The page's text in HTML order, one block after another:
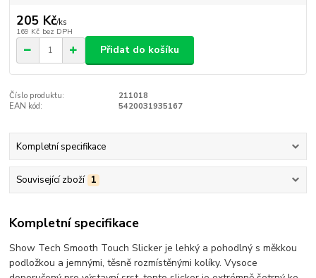
205 Kč/ks
169 Kč bez DPH
Přidat do košíku
Číslo produktu:
211018
EAN kód:
5420031935167
Kompletní specifikace
Související zboží 1
Kompletní specifikace
Show Tech Smooth Touch Slicker je lehký a pohodlný s měkkou
podložkou a jemnými, těsně rozmístěnými kolíky.Vysoce